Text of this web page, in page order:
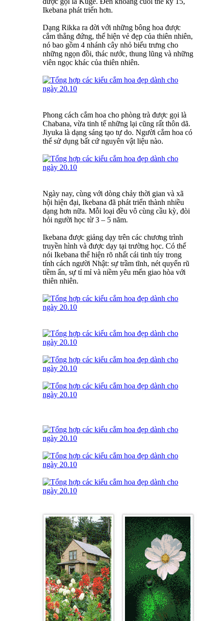
Ikebana phát triển hơn.
Dạng Rikka ra đời với những bông hoa được
cắm thẳng đứng, thể hiện vẻ đẹp của thiên nhiên,
nó bao gồm 4 nhánh cây nhỏ biểu trưng cho
những ngọn đồi, thác nước, thung lũng và những
viên ngọc khác của thiên nhiên.
Phong cách cắm hoa cho phòng trà được gọi là
Chabana, vừa tinh tế những lại cũng rất thôn dã.
Jiyuka là dạng sáng tạo tự do. Người cắm hoa có
thể sử dụng bất cứ nguyên vật liệu nào.
Ngày nay, cùng với dòng chảy thời gian và xã
hội hiện đại, Ikebana đã phát triển thành nhiều
dạng hơn nữa. Mỗi loại đều vô cùng cầu kỳ, đòi
hỏi người học từ 3 – 5 năm.
Ikebana được giảng dạy trên các chương trình
truyền hình và được dạy tại trường học. Có thể
nói Ikebana thể hiện rõ nhất cái tinh túy trong
tính cách người Nhật: sự trầm tĩnh, nét quyến rũ
tiềm ẩn, sự tỉ mỉ và niềm yêu mến giao hòa với
thiên nhiên.